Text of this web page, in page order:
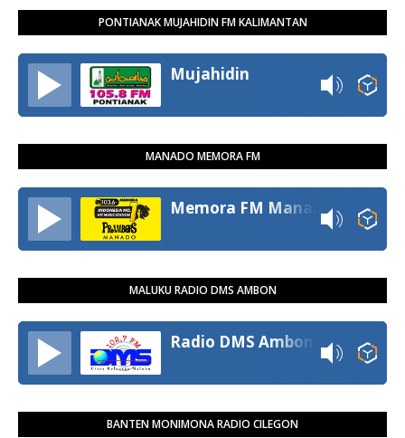
PONTIANAK MUJAHIDIN FM KALIMANTAN
Mujahidin
MANADO MEMORA FM
MALUKU RADIO DMS AMBON
Radio DMS Ambon
BANTEN MONIMONA RADIO CILEGON